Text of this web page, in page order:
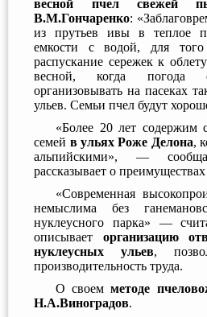
весной пчел свежей
В.М.Гончаренко:
из прутьев ивы в теплое
емкости с водой, для того
распускание сережек к
весной, когда погода
организовывать на пасеках
ульев. Семьи пчел будут
«Более 20 лет
семей в ульях Роже Делона,
альпийскими», —
рассказывает о
«Современная
немыслима без
нуклеусного парка» —
описывает организацию
нуклеусных ульев,
производительность труда.
О своемметоде
Н.А.Виноградов.